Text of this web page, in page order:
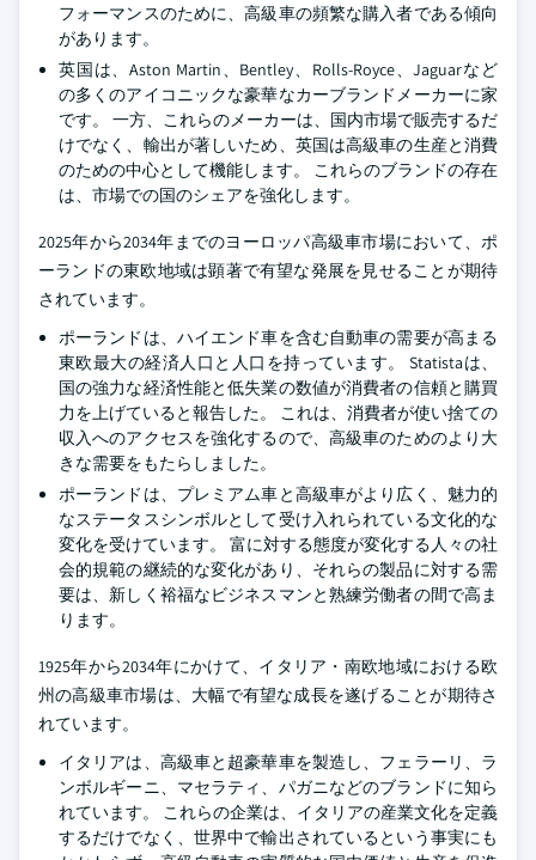
フォーマンスのために、高級車の頻繁な購入者である傾向
があります。
英国は、Aston Martin、Bentley、Rolls-Royce、Jaguarなど
の多くのアイコニックな豪華なカーブランドメーカーに家
です。 一方、これらのメーカーは、国内市場で販売するだ
けでなく、輸出が著しいため、英国は高級車の生産と消費
のための中心として機能します。 これらのブランドの存在
は、市場での国のシェアを強化します。
2025年から2034年までのヨーロッパ高級車市場において、ポ
ーランドの東欧地域は顕著で有望な発展を見せることが期待
されています。
ポーランドは、ハイエンド車を含む自動車の需要が高まる
東欧最大の経済人口と人口を持っています。 Statistaは、
国の強力な経済性能と低失業の数値が消費者の信頼と購買
力を上げていると報告した。 これは、消費者が使い捨ての
収入へのアクセスを強化するので、高級車のためのより大
きな需要をもたらしました。
ポーランドは、プレミアム車と高級車がより広く、魅力的
なステータスシンボルとして受け入れられている文化的な
変化を受けています。 富に対する態度が変化する人々の社
会的規範の継続的な変化があり、それらの製品に対する需
要は、新しく裕福なビジネスマンと熟練労働者の間で高ま
ります。
1925年から2034年にかけて、イタリア・南欧地域における欧
州の高級車市場は、大幅で有望な成長を遂げることが期待さ
れています。
イタリアは、高級車と超豪華車を製造し、フェラーリ、ラ
ンボルギーニ、マセラティ、パガニなどのブランドに知ら
れています。 これらの企業は、イタリアの産業文化を定義
するだけでなく、世界中で輸出されているという事実にも